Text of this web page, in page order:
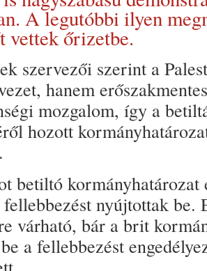
A legutóbbi ilyen
vettek őrizetbe.
szervezői szerint a
hanem
mozgalom, így a
hozott
betiltó kormányhatározat
nyújtottak be.
várható, bár a brit
a fellebbezést